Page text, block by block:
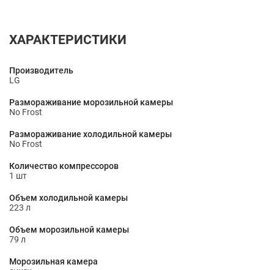
ХАРАКТЕРИСТИКИ
Производитель
LG
Размораживание морозильной камеры
No Frost
Размораживание холодильной камеры
No Frost
Количество компрессоров
1 шт
Объем холодильной камеры
223 л
Объем морозильной камеры
79 л
Морозильная камера